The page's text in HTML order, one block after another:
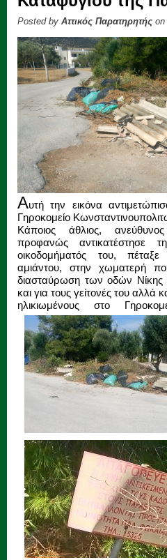
Posted by Αττικός Παρατηρητής on
Αυτή την εικόνα
Γηροκομείο
Κάποιος άθλιος,
προφανώς αντικατέστησε
οικοδομήματός του,
αμιάντου, στην χωματερή
διασταύρωση των οδών Νίκης
και για τους γείτονές του αλλά
ηλικιωμένους στο